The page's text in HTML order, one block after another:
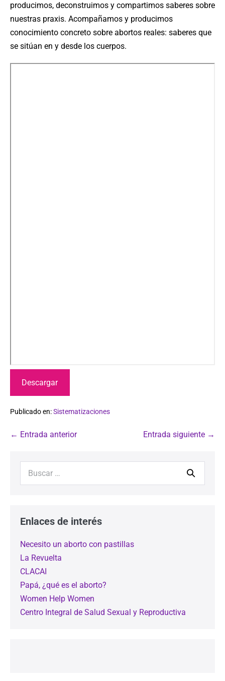
producimos, deconstruimos y compartimos saberes sobre
nuestras praxis. Acompañamos y producimos
conocimiento concreto sobre abortos reales: saberes que
se sitúan en y desde los cuerpos.
Descargar
Publicado en:Sistematizaciones
← Entrada anterior Entrada siguiente →
Enlaces de interés
Necesito un aborto con pastillas
La Revuelta
CLACAI
Papá, ¿qué es el aborto?
Women Help Women
Centro Integral de Salud Sexual y Reproductiva